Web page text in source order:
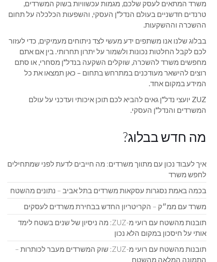
משרד המתאים לעסק שלכם, מגמות עכשוויות בשוק המשרדים,
טרנדים חדשניים בעולם הנדל"ן העסקי, והשפעות הכלכלה על תחום
ההשכרה וההשקעות.
בבלוג שלנו אנו משתפים ידע מעשי לצד ניתוחים מעמיקים, כדי לעזור
לכם לקבל החלטות נכונות ולשמור על יתרון תחרותי. בין אם אתם
מחפשים משרד להשכרה, שוקלים השקעה בנדל"ן מסחרי, או סתם
רוצים להישאר מעודכנים במתרחש בתחום – כאן תמצאו את כל
המידע במקום אחד.
ZUZ יועצי נדל"ן גאים להביא לכם תוכן איכותי ועדכני על עולם
המשרדים והנדל"ן העסקי.
מה חדש בבלוג?
איך לעבוד נכון עם מתווך משרדים: מה חייבים לדעת לפני שמתחילים
לחפש משרד
בכמה באמת נסגרות עסקאות משרדים בתל אביב – נתונים מהשטח
משרד עם ממ״ק – הקריטריון החדש בבחירת משרדים לעסקים
תובנות מהשטח עם רועי מ-ZUZ: מה ניסיון של שנים בשטח לימד
אותי על חיסכון במקום הלא נכון
תובנות מהשטח עם רועי מ-ZUZ: שוק המשרדים מעבר לכותרות –
התמונה המלאה מהשטח